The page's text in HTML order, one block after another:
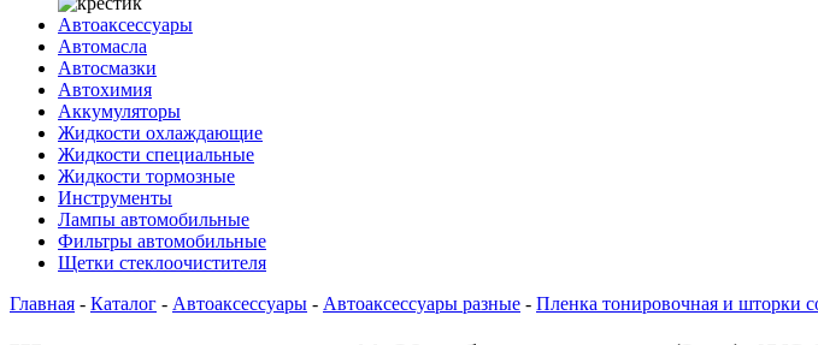
Автоаксессуары
Автомасла
Автосмазки
Автохимия
Аккумуляторы
Жидкости охлаждающие
Жидкости специальные
Жидкости тормозные
Инструменты
Лампы автомобильные
Фильтры автомобильные
Щетки стеклоочистителя
Главная - Каталог - Автоаксессуары - Автоаксессуары разные - Пленка тонировочная и шторки